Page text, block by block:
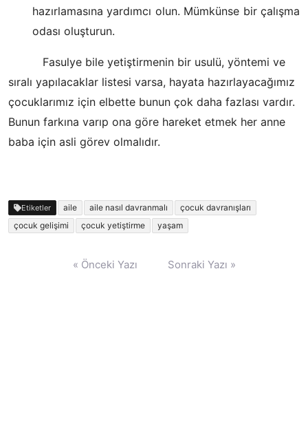
hazırlamasına yardımcı olun. Mümkünse bir çalışma
odası oluşturun.
Fasulye bile yetiştirmenin bir usulü, yöntemi ve
sıralı yapılacaklar listesi varsa, hayata hazırlayacağımız
çocuklarımız için elbette bunun çok daha fazlası vardır.
Bunun farkına varıp ona göre hareket etmek her anne
baba için asli görev olmalıdır.
Etiketler aile aile nasıl davranmalı
çocuk davranışları
çocuk gelişimi
çocuk yetiştirme yaşam
« Önceki Yazı Sonraki Yazı »